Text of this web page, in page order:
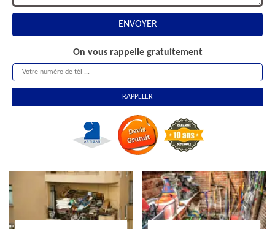
On vous rappelle gratuitement